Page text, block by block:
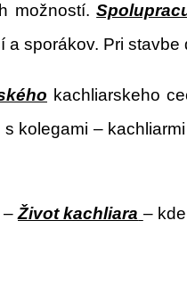
možností.
sporákov. Pri
kachliarskeho
kolegami –
–Život kachliara –